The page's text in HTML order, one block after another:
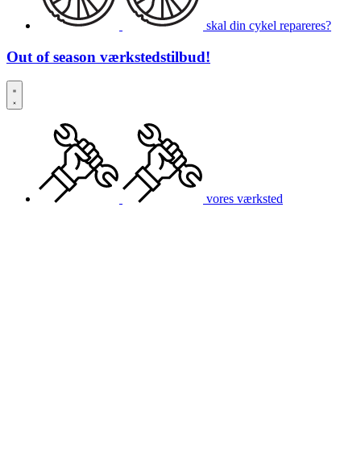
skal din cykel repareres?
Out of season værkstedstilbud!
vores værksted